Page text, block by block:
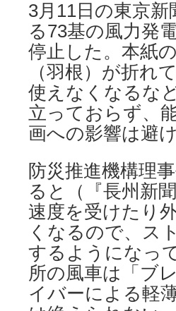
3月11日の東京
る73基の風力発
停止した。本紙
（羽根）が折れ
使えなくなるな
立っておらず、
画への影響は避
防災推進機構理
ると（『長州新
速度を受けたり
くなるので、ス
するようになっ
所の風車は「ブ
イバーによる軽